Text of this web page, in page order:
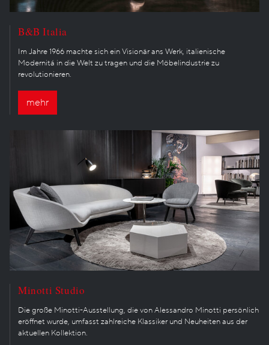
B&B Italia
Im Jahre 1966 machte sich ein Visionär ans Werk, italienische
Modernitá in die Welt zu tragen und die Möbelindustrie zu
revolutionieren.
mehr
Minotti Studio
Die große Minotti-Ausstellung, die von Alessandro Minotti persönlich
eröffnet wurde, umfasst zahlreiche Klassiker und Neuheiten aus der
aktuellen Kollektion.